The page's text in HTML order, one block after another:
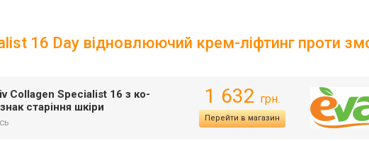
16 Day відновлюючий крем-ліфтинг проти
Collagen Specialist 16 з ко-
старіння шкіри
1 632 грн.
Перейти в магазин